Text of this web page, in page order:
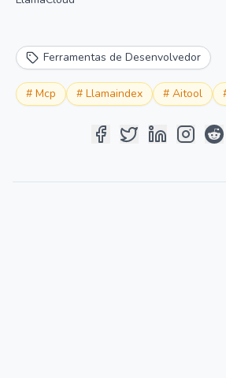
Ferramentas de Desenvolvedor
# Mcp # Llamaindex # Aitool